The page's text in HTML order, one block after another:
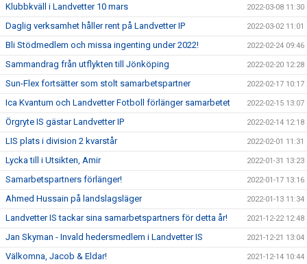
Klubbkväll i Landvetter 10 mars 2022-03-08 11:30
Daglig verksamhet håller rent på Landvetter IP 2022-03-02 11:01
Bli Stödmedlem och missa ingenting under 2022! 2022-02-24 09:46
Sammandrag från utflykten till Jönköping 2022-02-20 12:28
Sun-Flex fortsätter som stolt samarbetspartner 2022-02-17 10:17
Ica Kvantum och Landvetter Fotboll förlänger samarbetet 2022-02-15 13:07
Örgryte IS gästar Landvetter IP 2022-02-14 12:18
LIS plats i division 2 kvarstår 2022-02-01 11:31
Lycka till i Utsikten, Amir 2022-01-31 13:23
Samarbetspartners förlänger! 2022-01-17 13:16
Ahmed Hussain på landslagsläger 2022-01-13 11:34
Landvetter IS tackar sina samarbetspartners för detta år! 2021-12-22 12:48
Jan Skyman - Invald hedersmedlem i Landvetter IS 2021-12-21 13:04
Välkomna, Jacob & Eldar! 2021-12-14 10:44